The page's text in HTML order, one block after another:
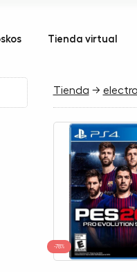
Tienda virtual
Tienda →
-78%